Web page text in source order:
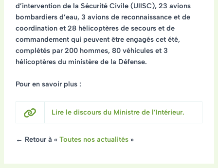
d’intervention de la Sécurité Civile (UIISC), 23 avions
bombardiers d’eau, 3 avions de reconnaissance et de
coordination et 28 hélicoptèresde secours et de
commandement qui peuvent être engagés cet été,
complétés par 200 hommes, 80 véhicules et 3
hélicoptèresdu ministère de la Défense.
Pour en savoir plus :
Lire le discours du Ministre de l’Intérieur.
← Retour à « Toutes nos actualités»